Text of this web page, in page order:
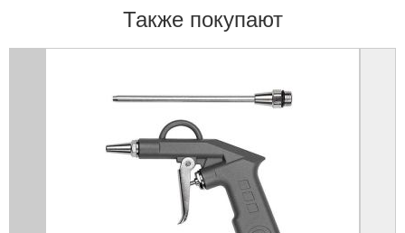
Также покупают